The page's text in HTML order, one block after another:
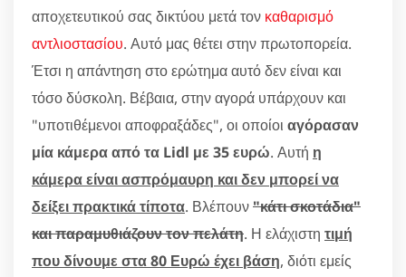
αποχετευτικού σας δικτύου μετά τον καθαρισμό
αντλιοστασίου. Αυτό μας θέτει στην πρωτοπορεία.
Έτσι η απάντηση στο ερώτημα αυτό δεν είναι και
τόσο δύσκολη. Βέβαια, στην αγορά υπάρχουν και
"υποτιθέμενοι αποφραξάδες", οι οποίοι αγόρασαν
μία κάμερα από τα Lidl με 35 ευρώ. Αυτή η
κάμερα είναι ασπρόμαυρη και δεν μπορεί να
δείξει πρακτικά τίποτα. Βλέπουν"κάτι σκοτάδια"
και παραμυθιάζουν τον πελάτη. Η ελάχιστη τιμή
που δίνουμε στα 80 Ευρώ έχει βάση, διότι εμείς